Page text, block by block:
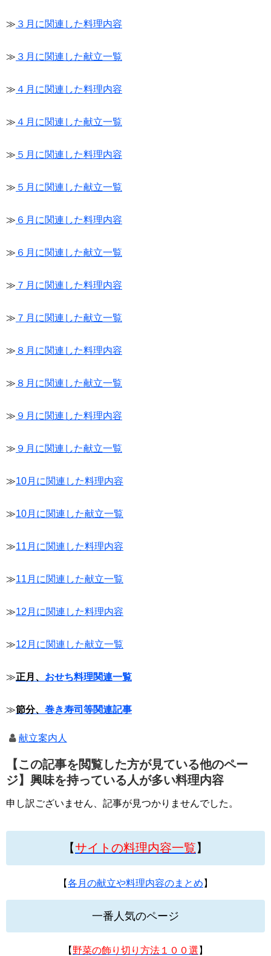
≫ ３月に関連した料理内容
≫ ３月に関連した献立一覧
≫ ４月に関連した料理内容
≫ ４月に関連した献立一覧
≫ ５月に関連した料理内容
≫ ５月に関連した献立一覧
≫ ６月に関連した料理内容
≫ ６月に関連した献立一覧
≫ ７月に関連した料理内容
≫ ７月に関連した献立一覧
≫ ８月に関連した料理内容
≫ ８月に関連した献立一覧
≫ ９月に関連した料理内容
≫ ９月に関連した献立一覧
≫10月に関連した料理内容
≫10月に関連した献立一覧
≫11月に関連した料理内容
≫11月に関連した献立一覧
≫12月に関連した料理内容
≫12月に関連した献立一覧
≫正月、 おせち料理関連一覧
≫節分、 巻き寿司等関連記事
献立案内人
【この記事を閲覧した方が見ている他のペー
ジ】興味を持っている人が多い料理内容
申し訳ございません、記事が見つかりませんでした。
【サイトの料理内容一覧】
【各月の献立や料理内容のまとめ 】
一番人気のページ
【 野菜の飾り切り方法１００選 】